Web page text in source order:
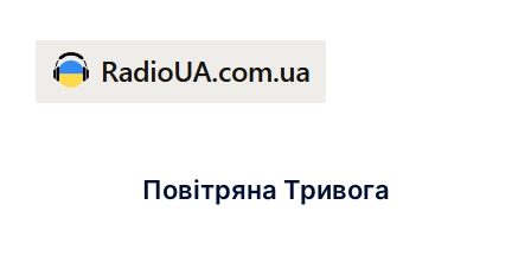
Повітряна Тривога